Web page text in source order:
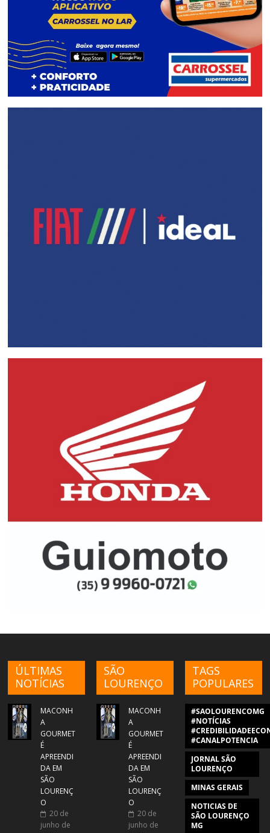
ÚLTIMAS
NOTÍCIAS
MACONH
A
GOURMET
É
APREENDI
DA EM
SÃO
LOURENÇ
O
20 de
junho de
SÃO
LOURENÇO
MACONH
A
GOURMET
É
APREENDI
DA EM
SÃO
LOURENÇ
O
20 de
junho de
TAGS
POPULARES
#SAOLOURENCOMG
#NOTÍCIAS
#CANALPOTENCIA
JORNAL SÃO
LOURENÇO
MINAS GERAIS
NOTICIAS DE
SÃO LOURENÇO
MG